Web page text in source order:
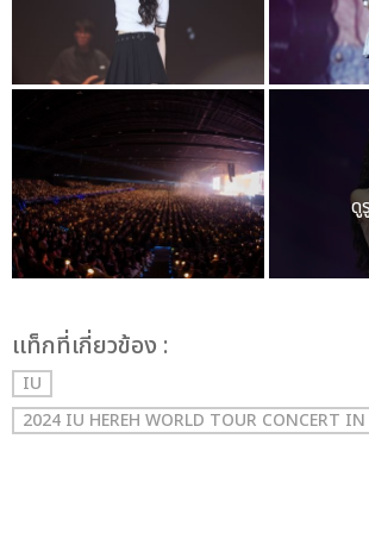
ดู
เเท็กที่เกี่ยวข้อง :
IU
2024 IU HEREH WORLD TOUR CONCERT